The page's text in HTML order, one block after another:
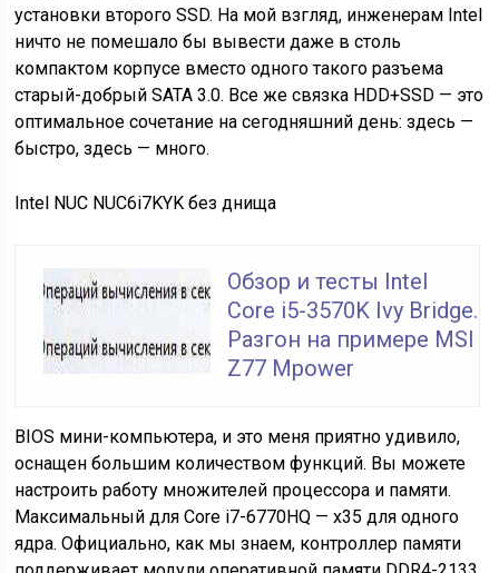
установки второго SSD. На мой взгляд, инженерам Intel
ничто не помешало бы вывести даже в столь
компактом корпусе вместо одного такого разъема
старый-добрый SATA 3.0. Все же связка HDD+SSD — это
оптимальное сочетание на сегодняшний день: здесь —
быстро, здесь — много.
Intel NUC NUC6i7KYK без днища
Обзор и тесты Intel
Core i5-3570K Ivy Bridge.
Разгон на примере MSI
Z77 Mpower
BIOS мини-компьютера, и это меня приятно удивило,
оснащен большим количеством функций. Вы можете
настроить работу множителей процессора и памяти.
Максимальный для Core i7-6770HQ — х35 для одного
ядра. Официально, как мы знаем, контроллер памяти